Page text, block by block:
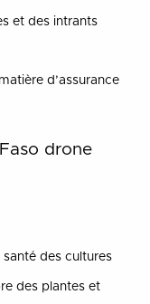
et des intrants
d’assurance
drone
des cultures
des plantes et